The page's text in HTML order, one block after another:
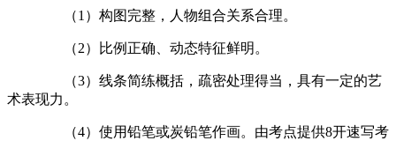
（1）构图完整，人物组合关系合理。
（2）比例正确、动态特征鲜明。
（3）线条简练概括，疏密处理得当，具有一定的艺
术表现力。
（4）使用铅笔或炭铅笔作画。由考点提供8开速写考